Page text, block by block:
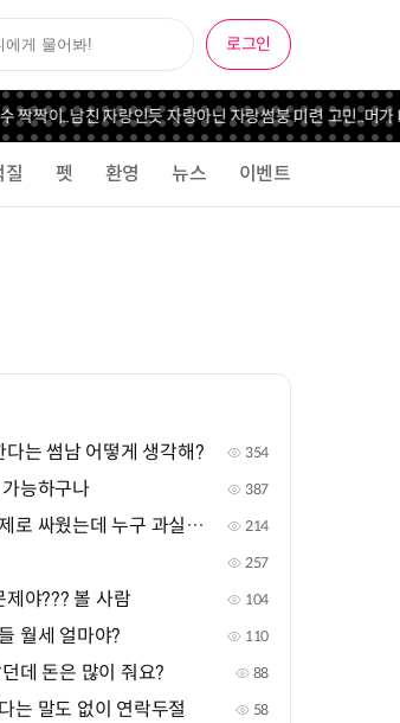
로그인
짝짝이..남친 자랑인듯 자랑아닌 자랑썸붕 미련 고민..머가
질 펫 환영 뉴스 이벤트
다는 썸남 어떻게 생각해? 354
능하구나 387
남친이랑 돈문제로 싸웠는데 누구 과실같아? 214
257
제야??? 볼 사람 104
월세 얼마야? 110
데 돈은 많이 줘요? 88
는 말도 없이 연락두절 58